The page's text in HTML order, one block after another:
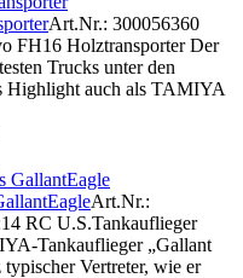
Art.Nr.: 300056360
FH16 Holztransporter Der
Trucks unter den
Highlight auch als TAMIYA
Art.Nr.:
RC U.S.Tankauflieger
Tankauflieger „Gallant
Vertreter, wie er